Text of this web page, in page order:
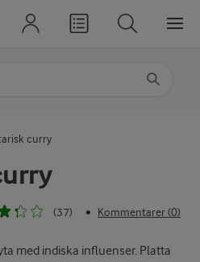
(37) • Kommentarer (0)
med indiska influenser. Platta
curry